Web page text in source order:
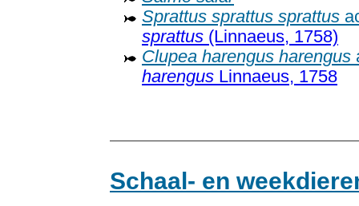
Sprattus sprattus sprattus
sprattus (Linnaeus, 1758)
Clupea harengus harengus
harengus Linnaeus, 1758
Schaal- en